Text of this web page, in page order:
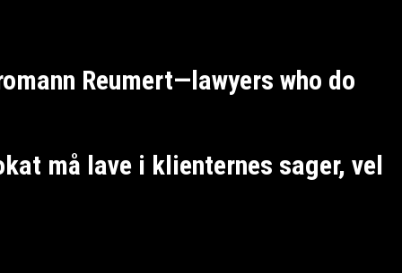
Reumert—lawyers who do
må lave i klienternes sager, vel